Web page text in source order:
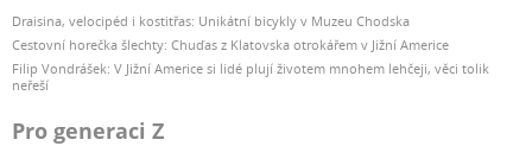
Draisina, velocipéd i kostitřas: Unikátní bicykly v Muzeu Chodska
Cestovní horečka šlechty: Chuďas z Klatovska otrokářem v Jižní Americe
Filip Vondrášek: V Jižní Americe si lidé plují životem mnohem lehčeji, věci tolik
neřeší
Pro generaci Z